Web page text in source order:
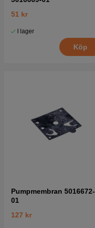
51 kr
I lager
Köp
Pumpmembran 5016672-
01
127 kr